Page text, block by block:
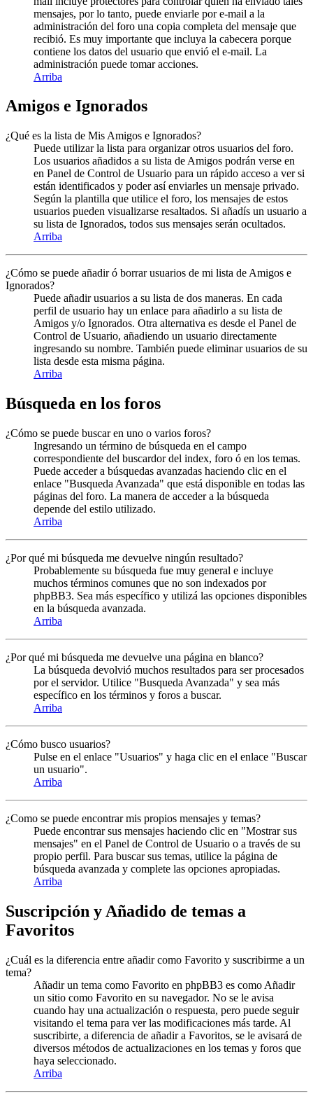
mensajes, por lo tanto, puede enviarle por e-mail a la
administración del foro una copia completa del mensaje que
recibió. Es muy importante que incluya la cabecera porque
contiene los datos del usuario que envió el e-mail. La
administración puede tomar acciones.
Arriba
Amigos e Ignorados
¿Qué es la lista de Mis Amigos e Ignorados?
Puede utilizar la lista para organizar otros usuarios del foro.
Los usuarios añadidos a su lista de Amigos podrán verse en
en Panel de Control de Usuario para un rápido acceso a ver si
están identificados y poder así enviarles un mensaje privado.
Según la plantilla que utilice el foro, los mensajes de estos
usuarios pueden visualizarse resaltados. Si añadís un usuario a
su lista de Ignorados, todos sus mensajes serán ocultados.
Arriba
¿Cómo se puede añadir ó borrar usuarios de mi lista de Amigos e
Ignorados?
Puede añadir usuarios a su lista de dos maneras. En cada
perfil de usuario hay un enlace para añadirlo a su lista de
Amigos y/o Ignorados. Otra alternativa es desde el Panel de
Control de Usuario, añadiendo un usuario directamente
ingresando su nombre. También puede eliminar usuarios de su
lista desde esta misma página.
Arriba
Búsqueda en los foros
¿Cómo se puede buscar en uno o varios foros?
Ingresando un término de búsqueda en el campo
correspondiente del buscardor del index, foro ó en los temas.
Puede acceder a búsquedas avanzadas haciendo clic en el
enlace "Busqueda Avanzada" que está disponible en todas las
páginas del foro. La manera de acceder a la búsqueda
depende del estilo utilizado.
Arriba
¿Por qué mi búsqueda me devuelve ningún resultado?
Probablemente su búsqueda fue muy general e incluye
muchos términos comunes que no son indexados por
phpBB3. Sea más específico y utilizá las opciones disponibles
en la búsqueda avanzada.
Arriba
¿Por qué mi búsqueda me devuelve una página en blanco?
La búsqueda devolvió muchos resultados para ser procesados
por el servidor. Utilice "Busqueda Avanzada" y sea más
específico en los términos y foros a buscar.
Arriba
¿Cómo busco usuarios?
Pulse en el enlace "Usuarios" y haga clic en el enlace "Buscar
un usuario".
Arriba
¿Como se puede encontrar mis propios mensajes y temas?
Puede encontrar sus mensajes haciendo clic en "Mostrar sus
mensajes" en el Panel de Control de Usuario o a través de su
propio perfil. Para buscar sus temas, utilice la página de
búsqueda avanzada y complete las opciones apropiadas.
Arriba
Suscripción y Añadido de temas a
Favoritos
¿Cuál es la diferencia entre añadir como Favorito y suscribirme a un
tema?
Añadir un tema como Favorito en phpBB3 es como Añadir
un sitio como Favorito en su navegador. No se le avisa
cuando hay una actualización o respuesta, pero puede seguir
visitando el tema para ver las modificaciones más tarde. Al
suscribirte, a diferencia de añadir a Favoritos, se le avisará de
diversos métodos de actualizaciones en los temas y foros que
haya seleccionado.
Arriba